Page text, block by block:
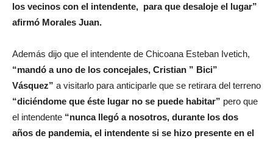
los vecinos con el intendente, para que desaloje el lugar”
afirmó Morales Juan.
Además dijo que el intendente de Chicoana Esteban Ivetich,
“mandó a uno de los concejales, Cristian ” Bici”
Vásquez” a visitarlo para anticiparle que se retirara del terreno
“diciéndome que éste lugar no se puede habitar” pero que
el intendente “nunca llegó a nosotros, durante los dos
años de pandemia, el intendente si se hizo presente en el